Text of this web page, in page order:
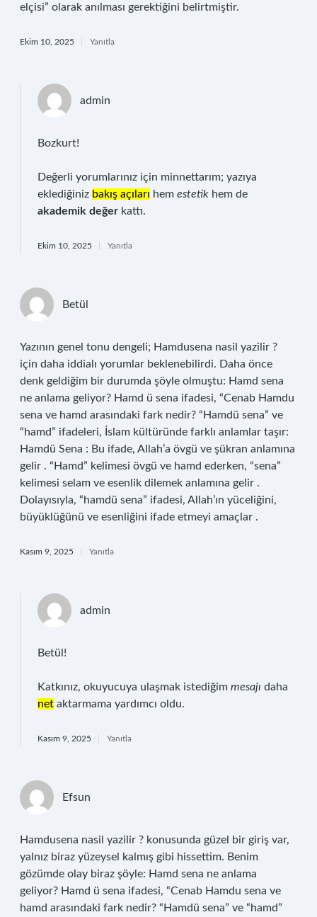
elçisi” olarak anılması gerektiğini belirtmiştir.
Ekim 10, 2025 Yanıtla
admin
Bozkurt!
Değerli yorumlarınız için minnettarım; yazıya
eklediğiniz bakış açıları hem estetik hem de
akademik değer kattı.
Ekim 10, 2025 Yanıtla
Betül
Yazının genel tonu dengeli; Hamdusena nasil yazilir ?
için daha iddialı yorumlar beklenebilirdi. Daha önce
denk geldiğim bir durumda şöyle olmuştu: Hamd sena
ne anlama geliyor? Hamd ü sena ifadesi, “Cenab Hamdu
sena ve hamd arasındaki fark nedir? “Hamdü sena” ve
“hamd” ifadeleri, İslam kültüründe farklı anlamlar taşır:
Hamdü Sena : Bu ifade, Allah’a övgü ve şükran anlamına
gelir . “Hamd” kelimesi övgü ve hamd ederken, “sena”
kelimesi selam ve esenlik dilemek anlamına gelir .
Dolayısıyla, “hamdü sena” ifadesi, Allah’ın yüceliğini,
büyüklüğünü ve esenliğini ifade etmeyi amaçlar .
Kasım 9, 2025 Yanıtla
admin
Betül!
Katkınız, okuyucuya ulaşmak istediğim mesajı daha
net aktarmama yardımcı oldu.
Kasım 9, 2025 Yanıtla
Efsun
Hamdusena nasil yazilir ? konusunda güzel bir giriş var,
yalnız biraz yüzeysel kalmış gibi hissettim. Benim
gözümde olay biraz şöyle: Hamd sena ne anlama
geliyor? Hamd ü sena ifadesi, “Cenab Hamdu sena ve
hamd arasındaki fark nedir? “Hamdü sena” ve “hamd”